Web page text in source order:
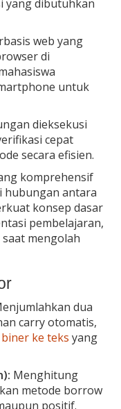
yang dibutuhkan
web yang
di
untuk
dieksekusi
cepat
secara efisien.
komprehensif
hubungan antara
konsep dasar
pembelajaran,
saat mengolah
dua
carry otomatis,
biner ke teks yang
Menghitung
metode borrow
positif.